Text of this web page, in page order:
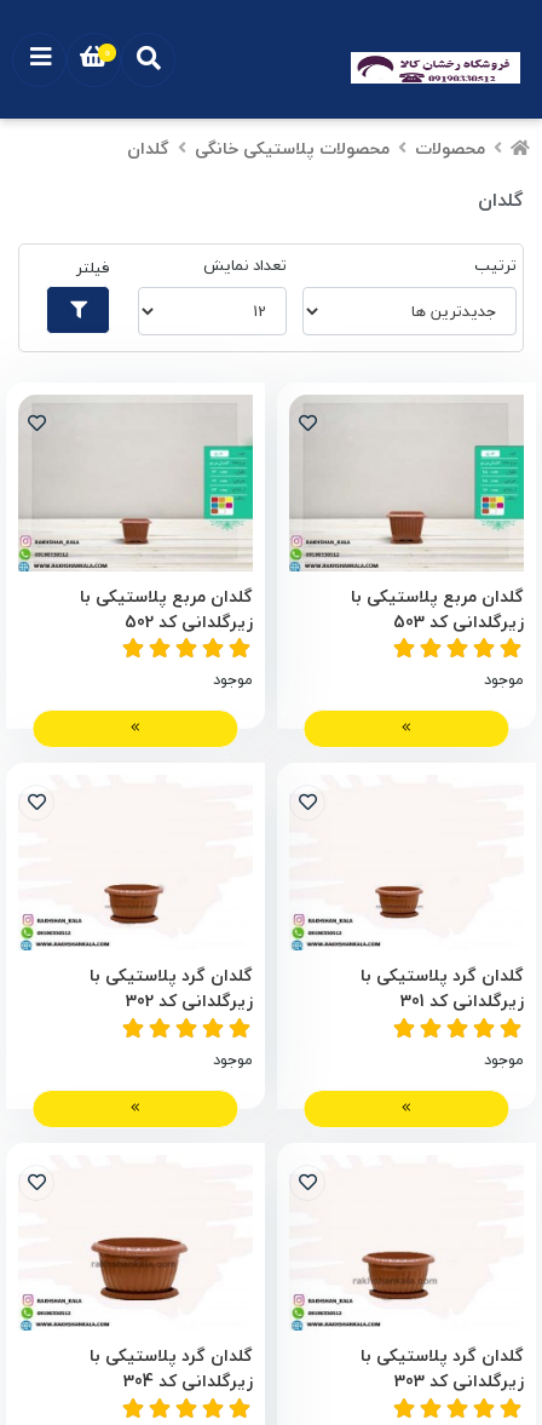
محصولات محصولات پلاستیکی خانگی گلدان
گلدان
ترتیب تعداد نمایش فیلتر
گلدان مربع پلاستیکی با
زیرگلدانی کد 503
موجود
گلدان مربع پلاستیکی با
زیرگلدانی کد 502
موجود
گلدان گرد پلاستیکی با
زیرگلدانی کد 301
موجود
گلدان گرد پلاستیکی با
زیرگلدانی کد 302
موجود
گلدان گرد پلاستیکی با
زیرگلدانی کد 303
گلدان گرد پلاستیکی با
زیرگلدانی کد 304
0